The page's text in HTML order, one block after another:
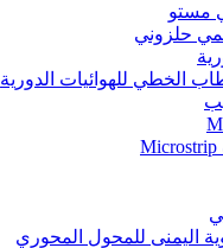
مستو
حلزوني
الخطي للهوائيات الدورية
اليمنى للمحول المحوري